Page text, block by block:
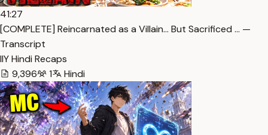
41:27
[COMPLETE] Reincarnated as a Villain… But Sacrificed … —
Transcript
IlY Hindi Recaps
9,396
1 Hindi